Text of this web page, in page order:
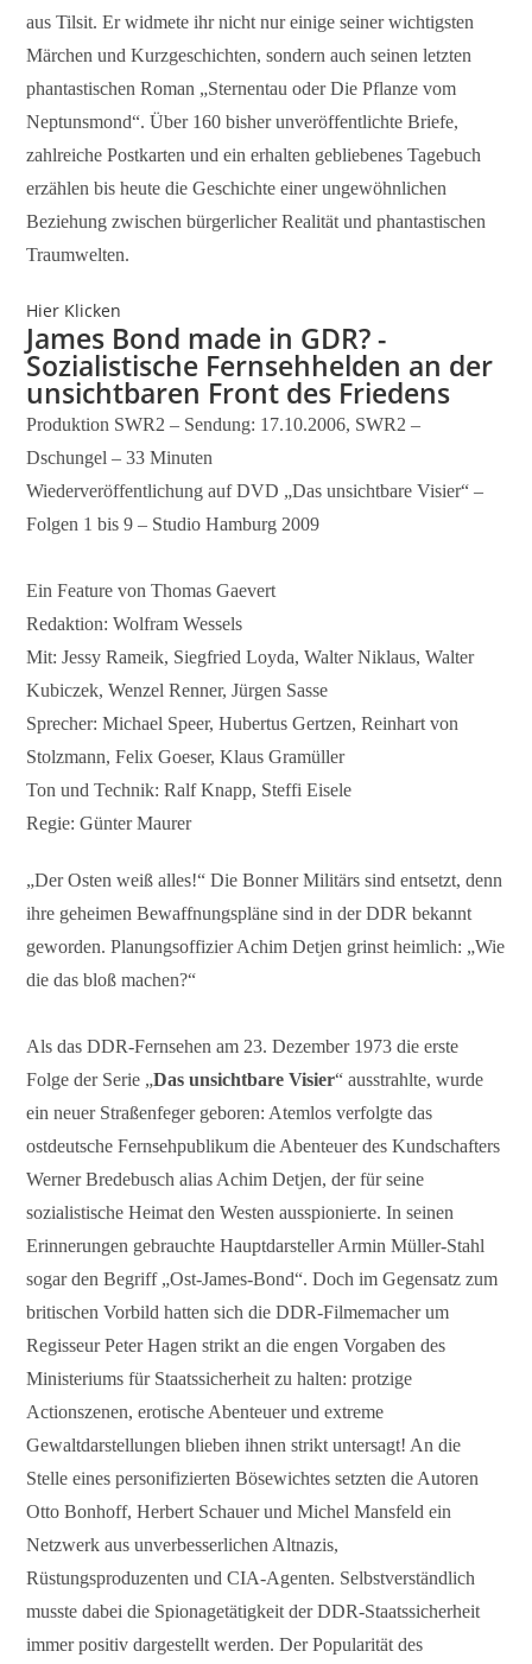
aus Tilsit. Er widmete ihr nicht nur einige seiner wichtigsten
Märchen und Kurzgeschichten, sondern auch seinen letzten
phantastischen Roman „Sternentau oder Die Pflanze vom
Neptunsmond“. Über 160 bisher unveröffentlichte Briefe,
zahlreiche Postkarten und ein erhalten gebliebenes Tagebuch
erzählen bis heute die Geschichte einer ungewöhnlichen
Beziehung zwischen bürgerlicher Realität und phantastischen
Traumwelten.
Hier Klicken
James Bond made in GDR? -
Sozialistische Fernsehhelden an der
unsichtbaren Front des Friedens
Produktion SWR2 – Sendung: 17.10.2006, SWR2 –
Dschungel – 33 Minuten
Wiederveröffentlichung auf DVD „Das unsichtbare Visier“ –
Folgen 1 bis 9 – Studio Hamburg 2009
Ein Feature von Thomas Gaevert
Redaktion: Wolfram Wessels
Mit: Jessy Rameik, Siegfried Loyda, Walter Niklaus, Walter
Kubiczek, Wenzel Renner, Jürgen Sasse
Sprecher: Michael Speer, Hubertus Gertzen, Reinhart von
Stolzmann, Felix Goeser, Klaus Gramüller
Ton und Technik: Ralf Knapp, Steffi Eisele
Regie: Günter Maurer
„Der Osten weiß alles!“ Die Bonner Militärs sind entsetzt, denn
ihre geheimen Bewaffnungspläne sind in der DDR bekannt
geworden. Planungsoffizier Achim Detjen grinst heimlich: „Wie
die das bloß machen?“
Als das DDR-Fernsehen am 23. Dezember 1973 die erste
Folge der Serie „Das unsichtbare Visier“ ausstrahlte, wurde
ein neuer Straßenfeger geboren: Atemlos verfolgte das
ostdeutsche Fernsehpublikum die Abenteuer des Kundschafters
Werner Bredebusch alias Achim Detjen, der für seine
sozialistische Heimat den Westen ausspionierte. In seinen
Erinnerungen gebrauchte Hauptdarsteller Armin Müller-Stahl
sogar den Begriff „Ost-James-Bond“. Doch im Gegensatz zum
britischen Vorbild hatten sich die DDR-Filmemacher um
Regisseur Peter Hagen strikt an die engen Vorgaben des
Ministeriums für Staatssicherheit zu halten: protzige
Actionszenen, erotische Abenteuer und extreme
Gewaltdarstellungen blieben ihnen strikt untersagt! An die
Stelle eines personifizierten Bösewichtes setzten die Autoren
Otto Bonhoff, Herbert Schauer und Michel Mansfeld ein
Netzwerk aus unverbesserlichen Altnazis,
Rüstungsproduzenten und CIA-Agenten. Selbstverständlich
musste dabei die Spionagetätigkeit der DDR-Staatssicherheit
immer positiv dargestellt werden. Der Popularität des